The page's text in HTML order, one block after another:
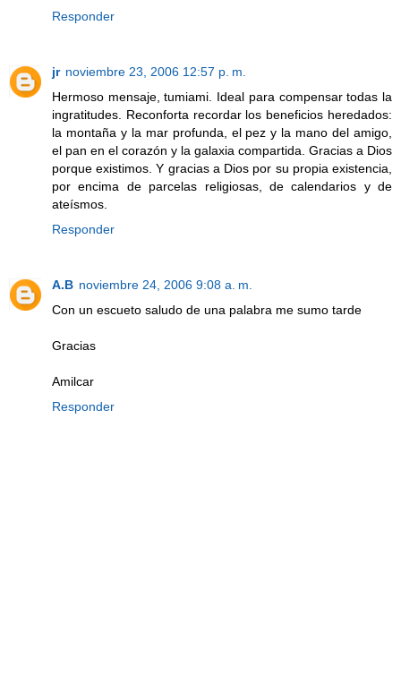
Responder
jr noviembre 23, 2006 12:57 p. m.
Hermoso mensaje, tumiami. Ideal para compensar todas la
ingratitudes. Reconforta recordar los beneficios heredados:
la montaña y la mar profunda, el pez y la mano del amigo,
el pan en el corazón y la galaxia compartida. Gracias a Dios
porque existimos. Y gracias a Dios por su propia existencia,
por encima de parcelas religiosas, de calendarios y de
ateísmos.
Responder
A.B noviembre 24, 2006 9:08 a. m.
Con un escueto saludo de una palabra me sumo tarde
Gracias
Amilcar
Responder